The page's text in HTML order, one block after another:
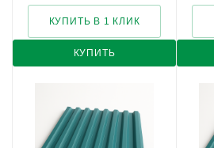
КУПИТЬ
КУПИТЬ В 1 КЛИК